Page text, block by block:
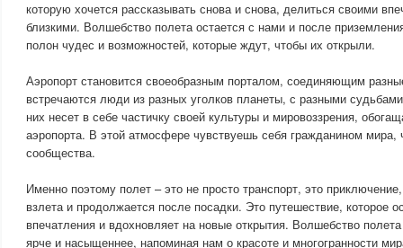
которую хочется рассказывать снова и снова, делиться своими
близкими. Волшебство полета остается с нами и после
полон чудес и возможностей, которые ждут, чтобы их открыли.
Аэропорт становится своеобразным порталом, соединяющим
встречаются люди из разных уголков планеты, с разными
них несет в себе частичку своей культуры и мировоззрения,
аэропорта. В этой атмосфере чувствуешь себя гражданином мира,
сообщества.
Именно поэтому полет – это не просто транспорт, это
взлета и продолжается после посадки. Это путешествие, которое
впечатления и вдохновляет на новые открытия. Волшебство
ярче и насыщеннее, напоминая нам о красоте и многогранности